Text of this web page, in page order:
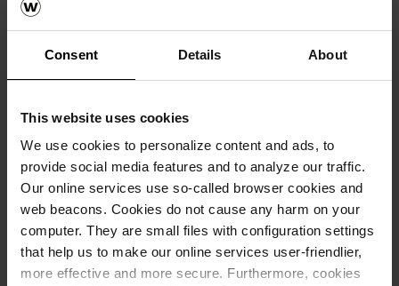
Consent Details About
This website uses cookies
We use cookies to personalize content and ads, to
provide social media features and to analyze our traffic.
Our online services use so-called browser cookies and
web beacons. Cookies do not cause any harm on your
computer. They are small files with configuration settings
that help us to make our online services user-friendlier,
more effective and more secure. Furthermore, cookies
РЕФЕРЕНТНА ЛИСТА